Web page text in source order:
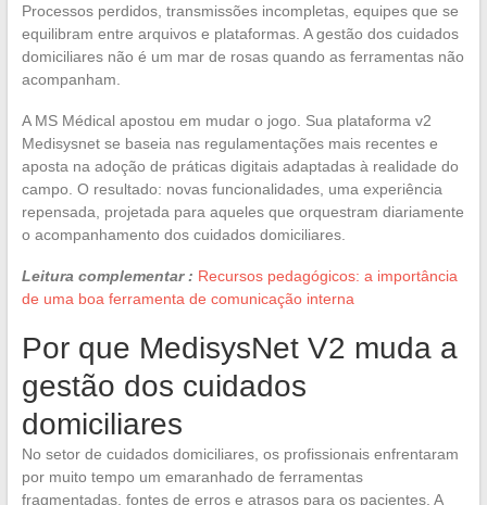
Processos perdidos, transmissões incompletas, equipes que se
equilibram entre arquivos e plataformas. A gestão dos cuidados
domiciliares não é um mar de rosas quando as ferramentas não
acompanham.
A MS Médical apostou em mudar o jogo. Sua plataforma v2
Medisysnet se baseia nas regulamentações mais recentes e
aposta na adoção de práticas digitais adaptadas à realidade do
campo. O resultado: novas funcionalidades, uma experiência
repensada, projetada para aqueles que orquestram diariamente
o acompanhamento dos cuidados domiciliares.
Leitura complementar : Recursos pedagógicos: a importância
de uma boa ferramenta de comunicação interna
Por que MedisysNet V2 muda a
gestão dos cuidados
domiciliares
No setor de cuidados domiciliares, os profissionais enfrentaram
por muito tempo um emaranhado de ferramentas
fragmentadas, fontes de erros e atrasos para os pacientes. A